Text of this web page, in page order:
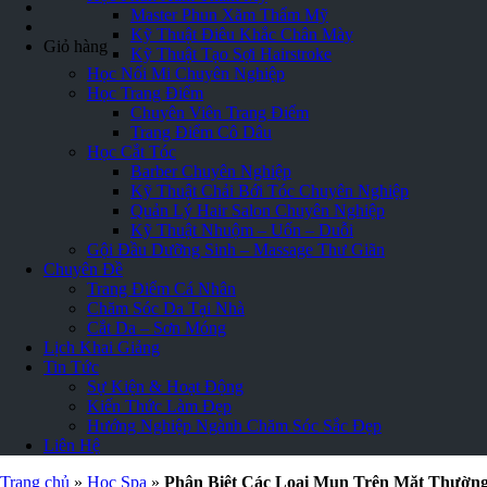
Giỏ hàng
Master Phun Xăm Thẩm Mỹ
Kỹ Thuật Điêu Khắc Chân Mày
Kỹ Thuật Tạo Sợi Hairstroke
Học Nối Mi Chuyên Nghiệp
Học Trang Điểm
Chuyên Viên Trang Điểm
Trang Điểm Cô Dâu
Học Cắt Tóc
Barber Chuyên Nghiệp
Kỹ Thuật Chải Bới Tóc Chuyên Nghiệp
Quản Lý Hair Salon Chuyên Nghiệp
Kỹ Thuật Nhuộm – Uốn – Duỗi
Gội Đầu Dưỡng Sinh – Massage Thư Giãn
Chuyên Đề
Trang Điểm Cá Nhân
Chăm Sóc Da Tại Nhà
Cắt Da – Sơn Móng
Lịch Khai Giảng
Tin Tức
Sự Kiện & Hoạt Động
Kiến Thức Làm Đẹp
Hướng Nghiệp Ngành Chăm Sóc Sắc Đẹp
Liên Hệ
Trang chủ » Học Spa » Phân Biệt Các Loại Mụn Trên Mặt